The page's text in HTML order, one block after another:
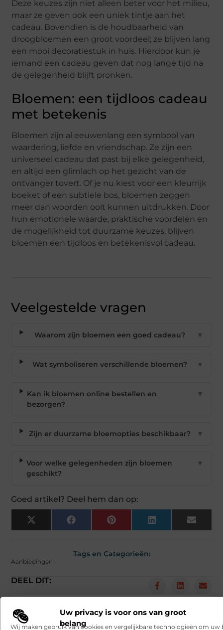
Uw privacy is voor ons van groot
belang
Wij maken gebruik van cookies en vergelijkbare technologieën om uw
Deze keuzes zijn niet alleen beter voor het milieu,
maar ze geven ook een uniek tintje aan het
cadeau. Bovendien is de houdbaarheid van
droogbloemen een groot voordeel; ze blijven lang
een mooi decoratiestuk in huis. Hierdoor kun je
iemand een cadeau geven dat nog lange tijd na
de gelegenheid blijft pronken.
Bloemen: een tijdloos cadeau
met betekenis
Bloemen zijn al eeuwenlang een symbool van
waardering, liefde en vriendschap. Ze zijn een
universeel cadeau dat past bij elke gelegenheid,
en altijd een glimlach op het gezicht van de
ontvanger tovert. Of je nu kiest voor een kleurrijk
boeket of een subtiele bos, bloemen zeggen
meer dan woorden ooit kunnen uitdrukken. Door
hun emotionele waarde, praktische voordelen en
de mogelijkheid tot duurzame keuzes, blijven
bloemen een tijdloos en betekenisvol cadeau.
Veelgestelde vragen
Waarom zijn bloemen een goed cadeau? ▼
Wat symboliseren verschillende bloemen? ▼
Kan ik bloemen online bestellen en
bezorgen?
▼
Zijn er duurzame bloemopties beschikbaar? ▼
Voor welke gelegenheden zijn bloemen
geschikt?
▼
Goed artikel? Deel hem dan op:
X
(Twitter)
Facebook Pinterest LinkedIn Email
Tags en Categorieën:
Aanbiedingen
DEEL DIT:
Begin vandaag nog
met bloggen op